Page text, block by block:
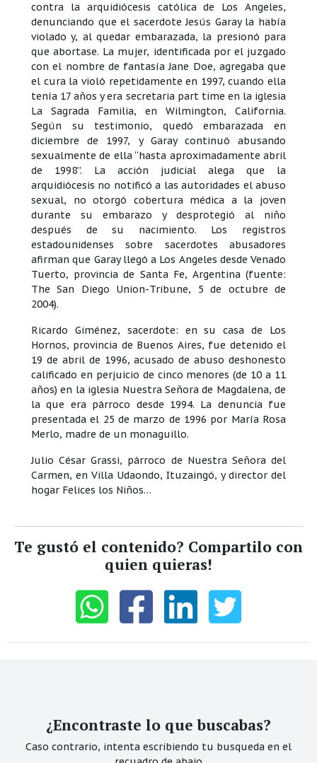
contra la arquidiócesis católica de Los Angeles,
denunciando que el sacerdote Jesús Garay la había
violado y, al quedar embarazada, la presionó para
que abortase. La mujer, identificada por el juzgado
con el nombre de fantasía Jane Doe, agregaba que
el cura la violó repetidamente en 1997, cuando ella
tenía 17 años y era secretaria part time en la iglesia
La Sagrada Familia, en Wilmington, California.
Según su testimonio, quedó embarazada en
diciembre de 1997, y Garay continuó abusando
sexualmente de ella “hasta aproximadamente abril
de 1998”. La acción judicial alega que la
arquidiócesis no notificó a las autoridades el abuso
sexual, no otorgó cobertura médica a la joven
durante su embarazo y desprotegió al niño
después de su nacimiento. Los registros
estadounidenses sobre sacerdotes abusadores
afirman que Garay llegó a Los Angeles desde Venado
Tuerto, provincia de Santa Fe, Argentina (fuente:
The San Diego Union-Tribune, 5 de octubre de
2004).
Ricardo Giménez, sacerdote: en su casa de Los
Hornos, provincia de Buenos Aires, fue detenido el
19 de abril de 1996, acusado de abuso deshonesto
calificado en perjuicio de cinco menores (de 10 a 11
años) en la iglesia Nuestra Señora de Magdalena, de
la que era párroco desde 1994. La denuncia fue
presentada el 25 de marzo de 1996 por María Rosa
Merlo, madre de un monaguillo.
Julio César Grassi, párroco de Nuestra Señora del
Carmen, en Villa Udaondo, Ituzaingó, y director del
hogar Felices los Niños…
Te gustó el contenido? Compartilo con
quien quieras!
¿Encontraste lo que buscabas?
Caso contrario, intenta escribiendo tu busqueda en el